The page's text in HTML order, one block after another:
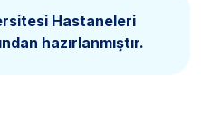
Hastaneleri
hazırlanmıştır.